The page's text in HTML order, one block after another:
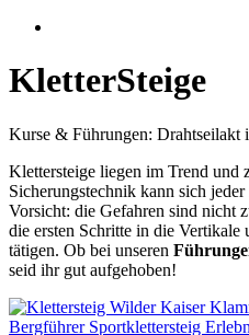
Kletter­Steige
Kurse & Führungen: Drahtseilakt
Klettersteige liegen im Trend und
Sicherungstechnik kann sich
Vorsicht: die Gefahren sind nicht
die ersten Schritte in die Vertikale
tätigen. Ob bei unseren
seid ihr gut aufgehoben!